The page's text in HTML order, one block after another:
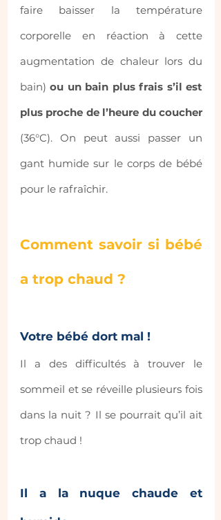
faire baisser la température
corporelle en réaction à cette
augmentation de chaleur lors du
bain) ou un bain plus frais s’il est
plus proche de l’heure du coucher
(36°C). On peut aussi passer un
gant humide sur le corps de bébé
pour le rafraîchir.
Comment savoir si bébé
a trop chaud ?
Votre bébé dort mal !
Il a des difficultés à trouver le
sommeil et se réveille plusieurs fois
dans la nuit ? Il se pourrait qu’il ait
trop chaud !
Il a la nuque chaude et